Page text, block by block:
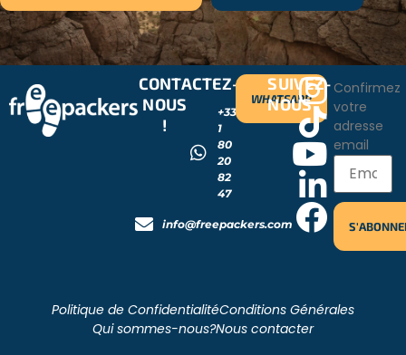
CONTACTEZ-
NOUS
!
+33
1
80
20
82
47
info@freepackers.com
WHATSAPP
SUIVEZ-
NOUS
Confirmez
votre
adresse
email
Politique de ConfidentialitéConditions Générales
Qui sommes-nous?Nous contacter